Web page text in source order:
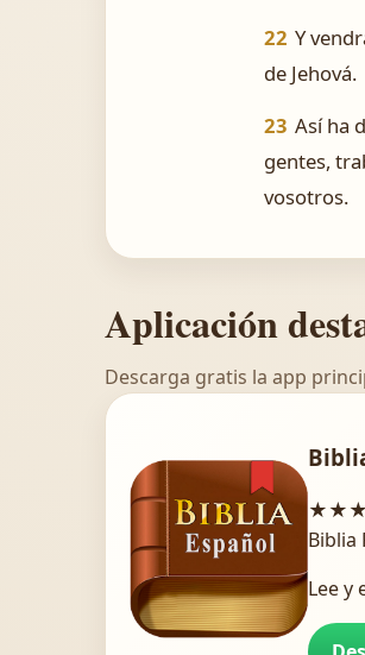
22 Y
de Jehová.
23 Así ha
gentes,
vosotros.
Aplicación
Descarga gratis la app
Biblia
Lee y